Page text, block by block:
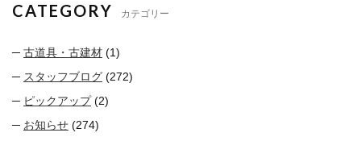
CATEGORY カテゴリー
古道具・古建材 (1)
スタッフブログ (272)
ピックアップ(2)
お知らせ (274)